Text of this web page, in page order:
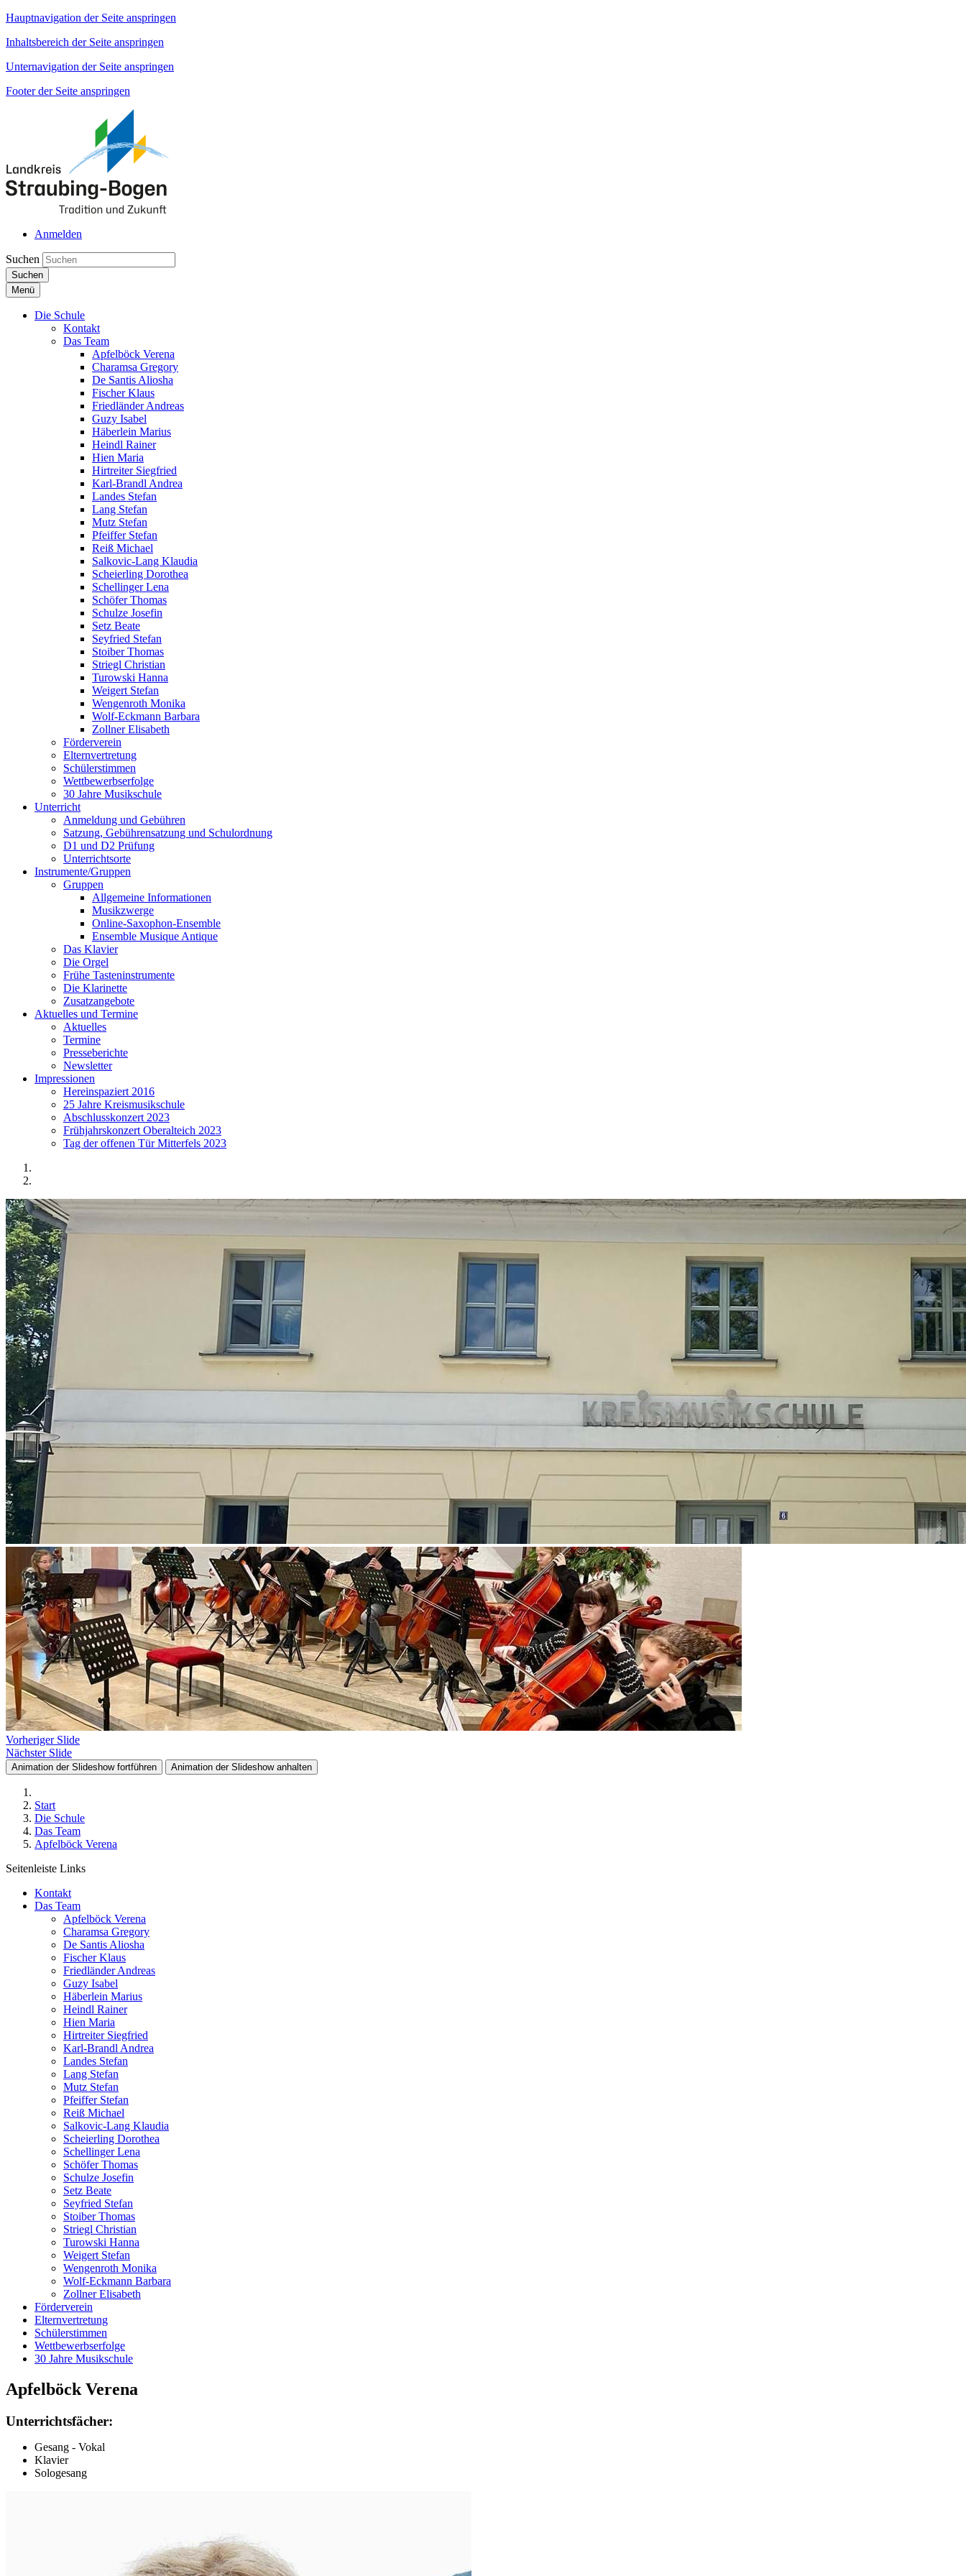
Hauptnavigation der Seite anspringen
Inhaltsbereich der Seite anspringen
Unternavigation der Seite anspringen
Footer der Seite anspringen
Anmelden
Suchen
Suchen
Menü
Die Schule
Kontakt
Das Team
Apfelböck Verena
Charamsa Gregory
De Santis Aliosha
Fischer Klaus
Friedländer Andreas
Guzy Isabel
Häberlein Marius
Heindl Rainer
Hien Maria
Hirtreiter Siegfried
Karl-Brandl Andrea
Landes Stefan
Lang Stefan
Mutz Stefan
Pfeiffer Stefan
Reiß Michael
Salkovic-Lang Klaudia
Scheierling Dorothea
Schellinger Lena
Schöfer Thomas
Schulze Josefin
Setz Beate
Seyfried Stefan
Stoiber Thomas
Striegl Christian
Turowski Hanna
Weigert Stefan
Wengenroth Monika
Wolf-Eckmann Barbara
Zollner Elisabeth
Förderverein
Elternvertretung
Schülerstimmen
Wettbewerbserfolge
30 Jahre Musikschule
Unterricht
Anmeldung und Gebühren
Satzung, Gebührensatzung und Schulordnung
D1 und D2 Prüfung
Unterrichtsorte
Instrumente/Gruppen
Gruppen
Allgemeine Informationen
Musikzwerge
Online-Saxophon-Ensemble
Ensemble Musique Antique
Das Klavier
Die Orgel
Frühe Tasteninstrumente
Die Klarinette
Zusatzangebote
Aktuelles und Termine
Aktuelles
Termine
Presseberichte
Newsletter
Impressionen
Hereinspaziert 2016
25 Jahre Kreismusikschule
Abschlusskonzert 2023
Frühjahrskonzert Oberalteich 2023
Tag der offenen Tür Mitterfels 2023
Vorheriger Slide
Nächster Slide
Animation der Slideshow fortführen Animation der Slideshow anhalten
Start
Die Schule
Das Team
Apfelböck Verena
Seitenleiste Links
Kontakt
Das Team
Apfelböck Verena
Charamsa Gregory
De Santis Aliosha
Fischer Klaus
Friedländer Andreas
Guzy Isabel
Häberlein Marius
Heindl Rainer
Hien Maria
Hirtreiter Siegfried
Karl-Brandl Andrea
Landes Stefan
Lang Stefan
Mutz Stefan
Pfeiffer Stefan
Reiß Michael
Salkovic-Lang Klaudia
Scheierling Dorothea
Schellinger Lena
Schöfer Thomas
Schulze Josefin
Setz Beate
Seyfried Stefan
Stoiber Thomas
Striegl Christian
Turowski Hanna
Weigert Stefan
Wengenroth Monika
Wolf-Eckmann Barbara
Zollner Elisabeth
Förderverein
Elternvertretung
Schülerstimmen
Wettbewerbserfolge
30 Jahre Musikschule
Apfelböck Verena
Unterrichtsfächer:
Gesang - Vokal
Klavier
Sologesang